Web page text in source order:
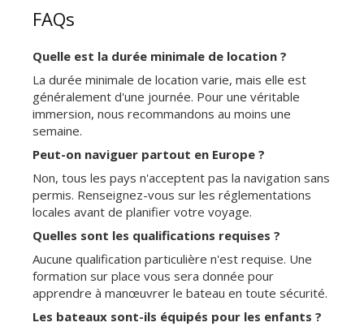
FAQs
Quelle est la durée minimale de location ?
La durée minimale de location varie, mais elle est
généralement d'une journée. Pour une véritable
immersion, nous recommandons au moins une
semaine.
Peut-on naviguer partout en Europe ?
Non, tous les pays n'acceptent pas la navigation sans
permis. Renseignez-vous sur les réglementations
locales avant de planifier votre voyage.
Quelles sont les qualifications requises ?
Aucune qualification particulière n'est requise. Une
formation sur place vous sera donnée pour
apprendre à manœuvrer le bateau en toute sécurité.
Les bateaux sont-ils équipés pour les enfants ?